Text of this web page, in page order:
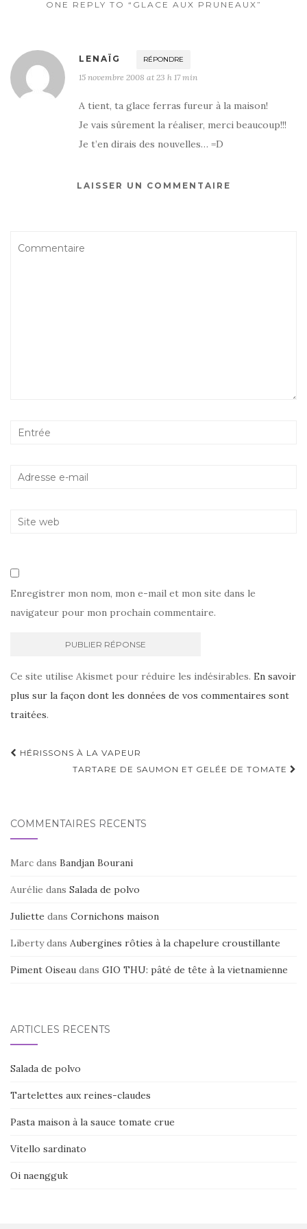
ONE REPLY TO “GLACE AUX PRUNEAUX”
LENAÏG RÉPONDRE
15 novembre 2008 at 23 h 17 min
A tient, ta glace ferras fureur à la maison!
Je vais sûrement la réaliser, merci beaucoup!!!
Je t’en dirais des nouvelles… =D
LAISSER UN COMMENTAIRE
Enregistrer mon nom, mon e-mail et mon site dans le
navigateur pour mon prochain commentaire.
Ce site utilise Akismet pour réduire les indésirables. En savoir
plus sur la façon dont les données de vos commentaires sont
traitées.
Navigation
d'article
HÉRISSONS À LA VAPEUR
TARTARE DE SAUMON ET GELÉE DE TOMATE
COMMENTAIRES RÉCENTS
Marc dans Bandjan Bourani
Aurélie dans Salada de polvo
Juliette dans Cornichons maison
Libertydans Aubergines rôties à la chapelure croustillante
Piment Oiseau dans GIO THU: pâté de tête à la vietnamienne
ARTICLES RÉCENTS
Salada de polvo
Tartelettes aux reines-claudes
Pasta maison à la sauce tomate crue
Vitello sardinato
Oi naengguk